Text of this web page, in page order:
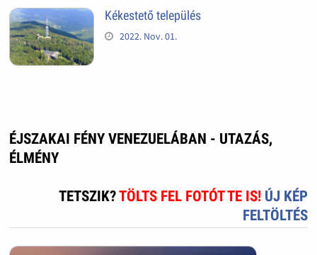
Kékestető település
2022. Nov. 01.
ÉJSZAKAI FÉNY VENEZUELÁBAN - UTAZÁS,
ÉLMÉNY
TETSZIK?TÖLTS FEL FOTÓT TE IS! ÚJ KÉP
FELTÖLTÉS